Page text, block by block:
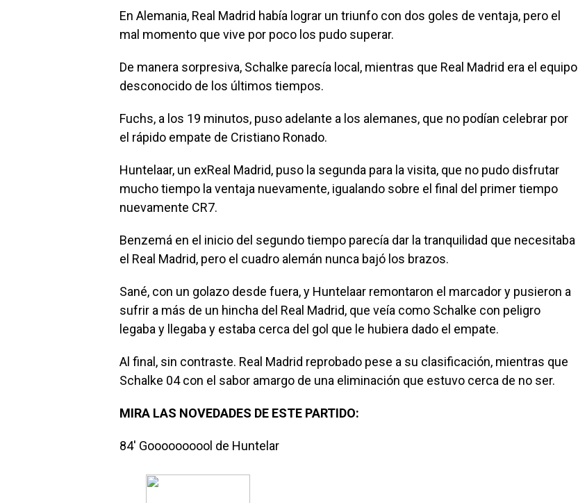
En Alemania, Real Madrid había lograr un triunfo con dos goles de ventaja, pero el
mal momento que vive por poco los pudo superar.
De manera sorpresiva, Schalke parecía local, mientras que Real Madrid era el equipo
desconocido de los últimos tiempos.
Fuchs, a los 19 minutos, puso adelante a los alemanes, que no podían celebrar por
el rápido empate de Cristiano Ronado.
Huntelaar, un exReal Madrid, puso la segunda para la visita, que no pudo disfrutar
mucho tiempo la ventaja nuevamente, igualando sobre el final del primer tiempo
nuevamente CR7.
Benzemá en el inicio del segundo tiempo parecía dar la tranquilidad que necesitaba
el Real Madrid, pero el cuadro alemán nunca bajó los brazos.
Sané, con un golazo desde fuera, y Huntelaar remontaron el marcador y pusieron a
sufrir a más de un hincha del Real Madrid, que veía como Schalke con peligro
legaba y llegaba y estaba cerca del gol que le hubiera dado el empate.
Al final, sin contraste. Real Madrid reprobado pese a su clasificación, mientras que
Schalke 04 con el sabor amargo de una eliminación que estuvo cerca de no ser.
MIRA LAS NOVEDADES DE ESTE PARTIDO:
84′ Goooooooool de Huntelar